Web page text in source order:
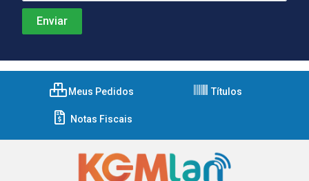
Meus Pedidos Títulos
Notas Fiscais